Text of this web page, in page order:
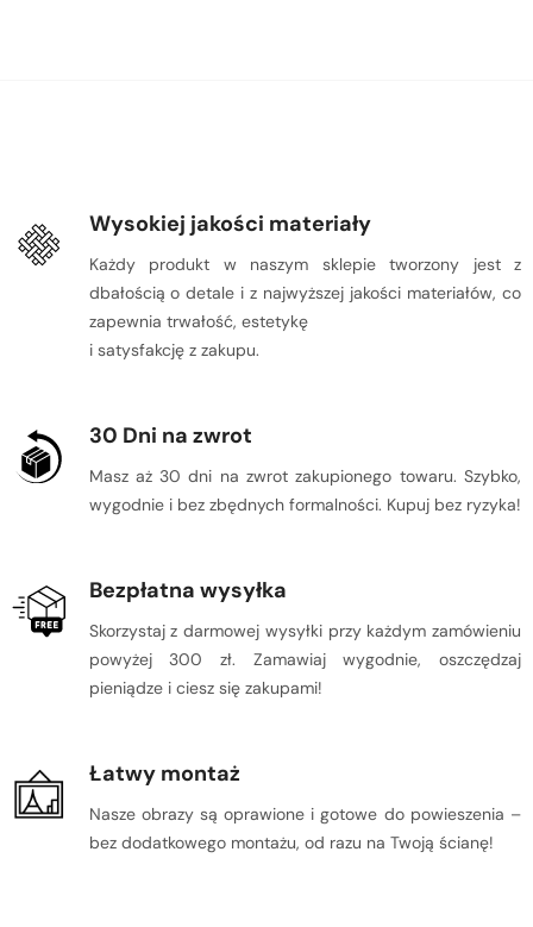
Wysokiej jakości materiały
Każdy produkt w naszym sklepie tworzony jest z
dbałością o detale i z najwyższej jakości materiałów, co
zapewnia trwałość, estetykę
i satysfakcję z zakupu.
30 Dni na zwrot
Masz aż 30 dni na zwrot zakupionego towaru. Szybko,
wygodnie i bez zbędnych formalności. Kupuj bez ryzyka!
Bezpłatna wysyłka
Skorzystaj z darmowej wysyłki przy każdym zamówieniu
powyżej 300 zł. Zamawiaj wygodnie, oszczędzaj
pieniądze i ciesz się zakupami!
Łatwy montaż
Nasze obrazy są oprawione i gotowe do powieszenia –
bez dodatkowego montażu, od razu na Twoją ścianę!